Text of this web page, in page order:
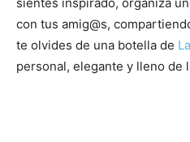
con tus amig@s,
te olvides de una botella de
personal, elegante y lleno de